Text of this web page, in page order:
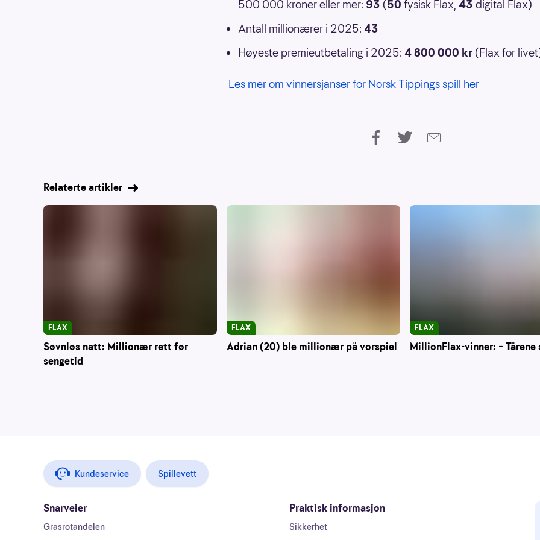
500 000 kroner eller mer: 93 (50 fysisk Flax, 43 digital Flax)
Antall millionærer i 2025: 43
Høyeste premieutbetaling i 2025: 4 800 000 kr (Flax for
Les mer om vinnersjanser for Norsk Tippings spill her
Relaterte artikler
Søvnløs natt: Millionær rett før
sengetid
FLAX
Adrian (20) ble millionær på vorspiel
FLAX
MillionFlax-vinner: –
FLAX
Kundeservice Spillevett
Snarveier
Grasrotandelen
Praktisk informasjon
Sikkerhet